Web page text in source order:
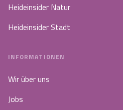
Heideinsider Natur
Heideinsider Stadt
INFORMATIONEN
Wir über uns
Jobs